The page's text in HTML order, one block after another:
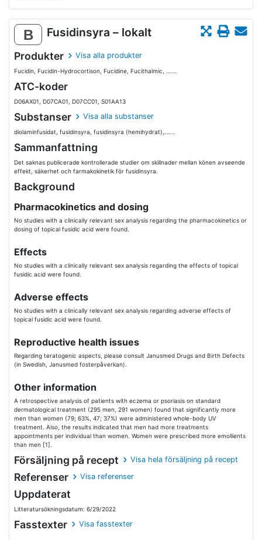
B Fusidinsyra – lokalt
Produkter Visa alla produkter
Fucidin, Fucidin-Hydrocortison, Fucidine, Fucithalmic, ......
ATC-koder
D06AX01, D07CA01, D07CC01, S01AA13
Substanser Visa alla substanser
diolaminfusidat, fusidinsyra, fusidinsyra (hemihydrat),......
Sammanfattning
Det saknas publicerade kontrollerade studier om skillnader mellan könen avseende
effekt, säkerhet och farmakokinetik för fusidinsyra.
Background
Pharmacokinetics and dosing
No studies with a clinically relevant sex analysis regarding the pharmacokinetics or
dosing of topical fusidic acid were found.
Effects
No studies with a clinically relevant sex analysis regarding the effects of topical
fusidic acid were found.
Adverse effects
No studies with a clinically relevant sex analysis regarding adverse effects of
topical fusidic acid were found.
Reproductive health issues
Regarding teratogenic aspects, please consult Janusmed Drugs and Birth Defects
(in Swedish, Janusmed fosterpåverkan).
Other information
A retrospective analysis of patients with eczema or psoriasis on standard
dermatological treatment (295 men, 291 women) found that significantly more
men than women (79; 63%, 47; 37%) were administered whole-body UV
treatment. Also, the results indicated that men had more treatments
appointments per individual than women. Women were prescribed more emollients
than men [1].
Försäljning på recept Visa hela försäljning på recept
Referenser Visa referenser
Uppdaterat
Litteratursökningsdatum: 6/29/2022
Fasstexter Visa fasstexter